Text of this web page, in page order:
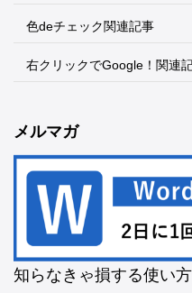
色deチェック関連記事
右クリックでGoogle！関連
メルマガ
知らなきゃ損する使い